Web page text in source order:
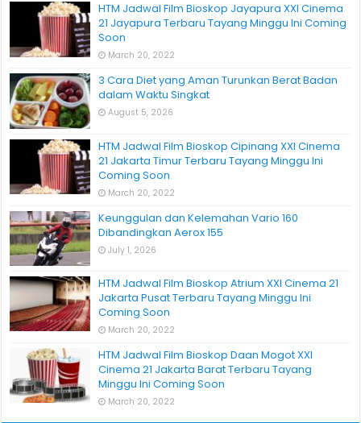
HTM Jadwal Film Bioskop Jayapura XXI Cinema
21 Jayapura Terbaru Tayang Minggu Ini Coming
Soon
March 20, 2022
3 Cara Diet yang Aman Turunkan Berat Badan
dalam Waktu Singkat
August 5, 2026
HTM Jadwal Film Bioskop Cipinang XXI Cinema
21 Jakarta Timur Terbaru Tayang Minggu Ini
Coming Soon
March 20, 2022
Keunggulan dan Kelemahan Vario 160
Dibandingkan Aerox 155
July 1, 2026
HTM Jadwal Film Bioskop Atrium XXI Cinema 21
Jakarta Pusat Terbaru Tayang Minggu Ini
Coming Soon
March 20, 2022
HTM Jadwal Film Bioskop Daan Mogot XXI
Cinema 21 Jakarta Barat Terbaru Tayang
Minggu Ini Coming Soon
March 20, 2022